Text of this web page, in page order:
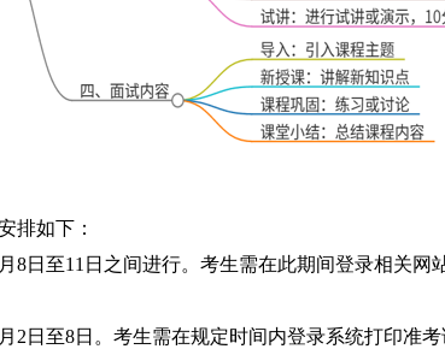
排如下：
月8日至11日之间进行。考生需在此期间登录相关
月2日至8日。考生需在规定时间内登录系统打印准